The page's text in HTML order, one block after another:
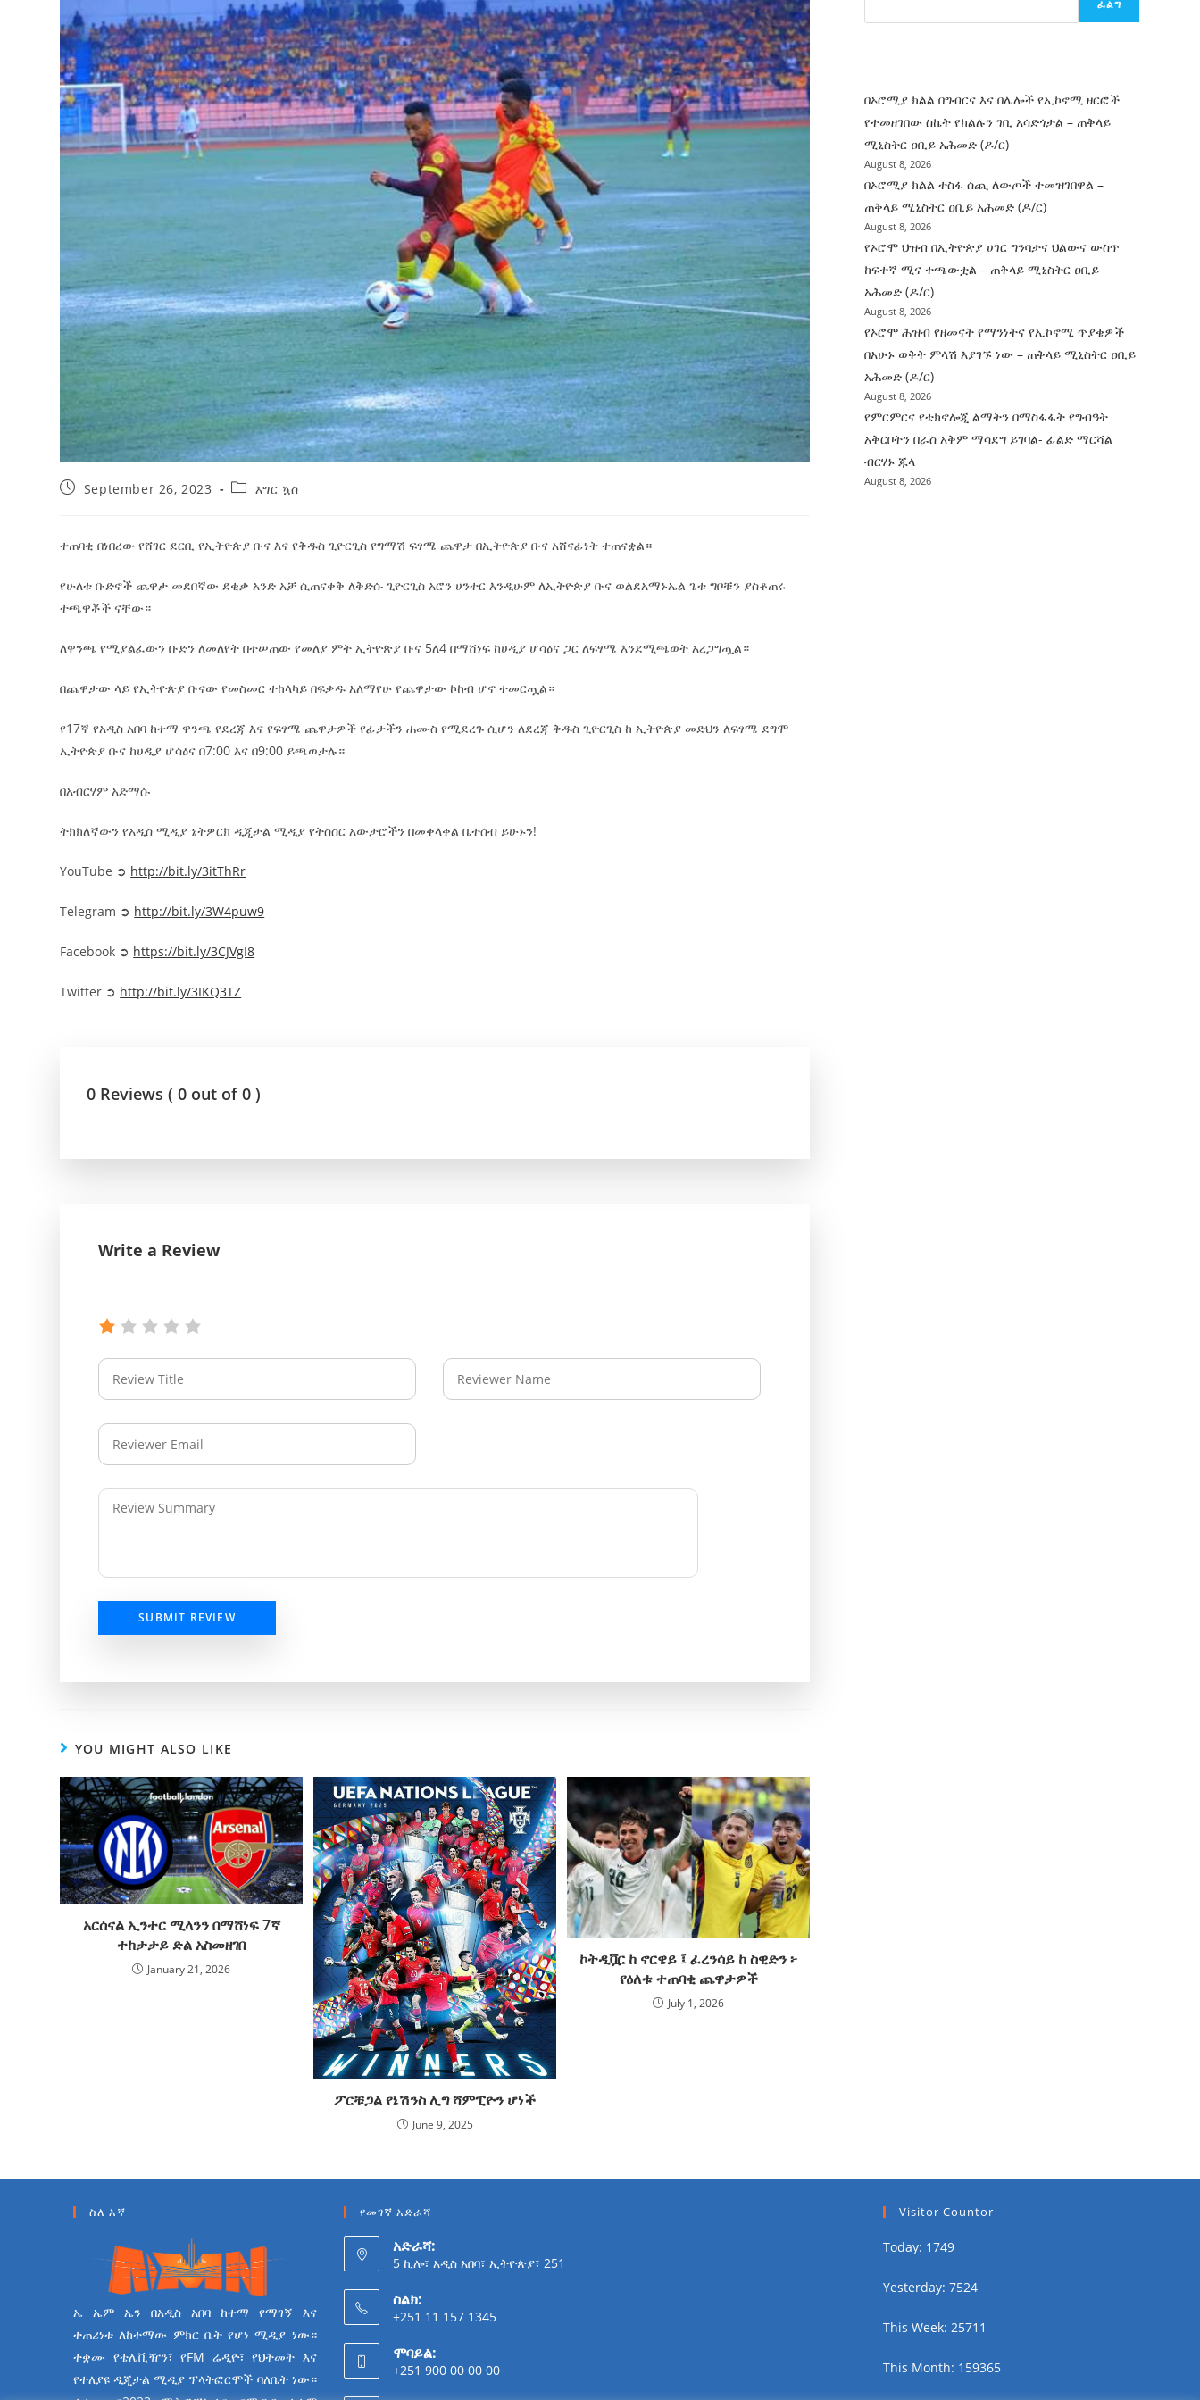
ብልፅግና ፓርቲ የምርጫ ውክልናውን ወደ
ተጨባጭ የልማት ስኬቶች ለመቀየር እየሰራ ነው
August 7, 2026
ኢትዮጵያ የቀጣናውን ኢኮኖሚያዊ ገጽታ በአዲስ
መልኩ እየቀረጸች ነው-ፈርስት ፖስት
August 7, 2026
2ኛው የአዲስ ሚዲያ ኔትዎርክ አመራሮች እና
ሠራተኞች ስፖርት ፌስቲቫል በቴሌቪዥን ዘርፍ
አሸናፊነት ተጠናቀቀ
August 1, 2026
ተቃውሞ የበዛበት የፊፋ አዲሱ እቅድ
July 30, 2026
አዲስ ሚዲያ ኔትዎርክ በይዘት ስራዎቹ የሀሰት
ትርክትን በማረም እና የወል ትርክትን በመገንባት
ሃላፊነቱን እየተወጣ ይገኛል
AmnAdmin October 17, 2025
September 26, 2023 እግር ኳስ
ተጠባቂ በነበረው የሸገር ደርቢ የኢትዮጵያ ቡና እና የቅዱስ ጊዮርጊስ የግማሽ ፍፃሜ ጨዋታ በኢትዮጵያ ቡና አሸናፊነት ተጠናቋል።
የሁለቱቡድኖች ጨዋታ መደበኛው ደቂቃ አንድ አቻ ሲጠናቀቅ ለቅድሱ ጊዮርጊስ አሮን ሀንተር እንዲሁም ለኢትዮጵያ ቡና ወልደአማኑኤል ጌቱ ግቦቹን ያስቆጠሩ
ተጫዋቾች ናቸው።
ለዋንጫ የሚያልፈውን ቡድን ለመለየት በተሠጠው የመለያ ምት ኢትዮጵያ ቡና 5ለ4 በማሸነፍ ከሀዲያ ሆሳዕና ጋር ለፍፃሜ እንደሚጫወት አረጋግጧል።
በጨዋታው ላይ የኢትዮጵያ ቡናው የመስመር ተከላካይ በፍቃዱ አለማየሁ የጨዋታው ኮከብ ሆኖ ተመርጧል።
የ17ኛ የአዲስ አበባ ከተማ ዋንጫ የደረጃ እና የፍፃሜ ጨዋታዎች የፊታችን ሐሙስ የሚደረጉ ሲሆን ለደረጃ ቅዱስ ጊዮርጊስ ከ ኢትዮጵያ መድህን ለፍፃሜ ደግሞ
ኢትዮጵያ ቡና ከሀዲያ ሆሳዕና በ7:00 እና በ9:00 ይጫወታሉ።
በአብርሃም አድማሱ
ትክክለኛውን የአዲስ ሚዲያ ኔትዎርክ ዲጂታል ሚዲያ የትስስር አውታሮችን በመቀላቀል ቤተሰብ ይሁኑን!
YouTube ➲ http://bit.ly/3itThRr
Telegram ➲ http://bit.ly/3W4puw9
Facebook ➲ https://bit.ly/3CJVgI8
Twitter ➲ http://bit.ly/3IKQ3TZ
0 Reviews ( 0 out of 0 )
Write a Review
SUBMIT REVIEW
YOU MIGHT ALSO LIKE
አርሰናል ኢንተር ሚላንን በማሸነፍ 7ኛ
ተከታታይ ድል አስመዘገበ
January 21, 2026
ፖርቹጋል የኔሽንስ ሊግ ሻምፒዮን ሆነች
June 9, 2025
ኮትዲቯር ከ ኖርዌይ ፤ ፈረንሳይ ከ ስዊድን ፦
የዕለቱ ተጠባቂ ጨዋታዎች
July 1, 2026
ፈልግ
በኦሮሚያ ክልል በግብርና እና በሌሎች የኢኮኖሚ ዘርፎች
የተመዘገበው ስኬት የክልሉን ገቢ አሳድጎታል – ጠቅላይ
ሚኒስትር ዐቢይ አሕመድ (ዶ/ር)
August 8, 2026
በኦሮሚያ ክልል ተስፋ ሰጪ ለውጦች ተመዝገበዋል –
ጠቅላይ ሚኒስትር ዐቢይ አሕመድ (ዶ/ር)
August 8, 2026
የኦሮሞ ህዝብ በኢትዮጵያ ሀገር ግንባታና ህልውና ውስጥ
ከፍተኛ ሚና ተጫውቷል – ጠቅላይ ሚኒስትር ዐቢይ
አሕመድ (ዶ/ር)
August 8, 2026
የኦሮሞ ሕዝብ የዘመናት የማንነትና የኢኮኖሚ ጥያቄዎች
በአሁኑ ወቅት ምላሽ እያገኙ ነው – ጠቅላይ ሚኒስትር ዐቢይ
አሕመድ (ዶ/ር)
August 8, 2026
የምርምርና የቴክኖሎጂ ልማትን በማስፋፋት የግብዓት
አቅርቦትን በራስ አቅም ማሳደግ ይገባል- ፊልድ ማርሻል
ብርሃኑ ጁላ
August 8, 2026
ስለ እኛ
ኤ ኤም ኤን በአዲስ አበባ ከተማ የማገኝ እና
ተጠሪነቱ ለከተማው ምክር ቤት የሆነ ሚዲያ ነው።
ተቋሙ የቴሌቪዥን፣ የFM ሬዲዮ፣ የህትመት እና
የተለያዩ ዲጂታል ሚዲያ ፕላትፎርሞች ባለቤት ነው።
የመገኛ አድራሻ
አድራሻ:
5 ኪሎ፣ አዲስ አበባ፣ ኢትዮጵያ፣ 251
ስልክ:
+251 11 157 1345
ሞባይል:
+251 900 00 00 00
Visitor Countor
Today: 1749
Yesterday: 7524
This Week: 25711
This Month: 159365